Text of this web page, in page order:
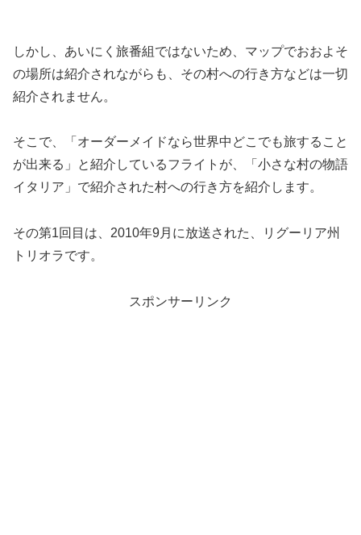
しかし、あいにく旅番組ではないため、マップでおおよそ
の場所は紹介されながらも、その村への行き方などは一切
紹介されません。
そこで、「オーダーメイドなら世界中どこでも旅すること
が出来る」と紹介しているフライトが、「小さな村の物語
イタリア」で紹介された村への行き方を紹介します。
その第1回目は、2010年9月に放送された、リグーリア州
トリオラです。
スポンサーリンク